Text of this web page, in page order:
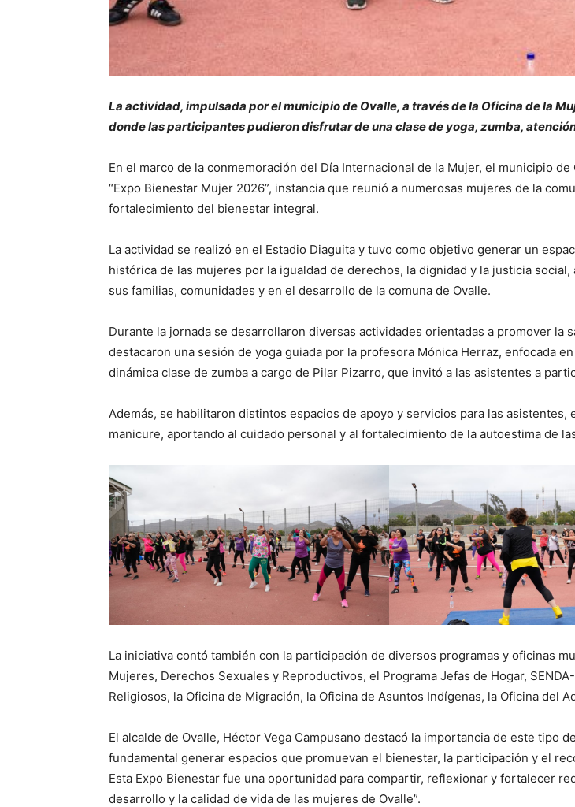
La actividad, impulsada por el municipio de Ovalle, a través de la Oficina de la
donde las participantes pudieron disfrutar de una clase de yoga, zumba,
En el marco de la conmemoración del Día Internacional de la Mujer, el municipio
“Expo Bienestar Mujer 2026”, instancia que reunió a numerosas mujeres de la
fortalecimiento del bienestar integral.
La actividad se realizó en el Estadio Diaguita y tuvo como objetivo generar un
histórica de las mujeres por la igualdad de derechos, la dignidad y la justicia
sus familias, comunidades y en el desarrollo de la comuna de Ovalle.
Durante la jornada se desarrollaron diversas actividades orientadas a promover la
destacaron una sesión de yoga guiada por la profesora Mónica Herraz, enfocada
dinámica clase de zumba a cargo de Pilar Pizarro, que invitó a las asistentes a
Además, se habilitaron distintos espacios de apoyo y servicios para las
manicure, aportando al cuidado personal y al fortalecimiento de la autoestima de
La iniciativa contó también con la participación de diversos programas y oficinas
Mujeres, Derechos Sexuales y Reproductivos, el Programa Jefas de Hogar,
Religiosos, la Oficina de Migración, la Oficina de Asuntos Indígenas, la Oficina del
El alcalde de Ovalle, Héctor Vega Campusano destacó la importancia de este tipo
fundamental generar espacios que promuevan el bienestar, la participación y el
Esta Expo Bienestar fue una oportunidad para compartir, reflexionar y fortalecer
desarrollo y la calidad de vida de las mujeres de Ovalle”.